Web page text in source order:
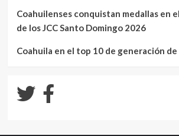
Coahuilenses conquistan medallas en
de los JCC Santo Domingo 2026
Coahuila en el top 10 de generación